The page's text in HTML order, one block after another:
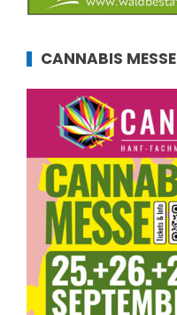
CANNABIS MESSE